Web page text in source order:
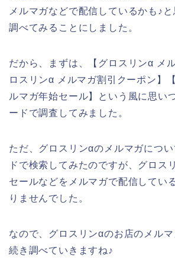
メルマガなどで配信しているかも♪
調べてみることにしました。
だから、まずは、【グロスリンα メ
ロスリンα メルマガ割引クーポン】
ルマガ年始セール】という風に思い
ードで調査してみました。
ただ、グロスリンαのメルマガにつ
ドで検索してみたのですが、グロス
セールなどをメルマガで配信してい
りませんでした。
なので、グロスリンαのお店のメル
続き調べていきますね♪